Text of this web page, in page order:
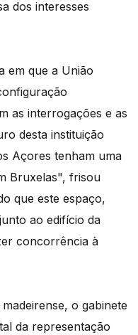
dos interesses
em que a União
as interrogações e as
desta instituição
Açores tenham uma
Bruxelas", frisou
que este espaço,
ao edifício da
concorrência à
o gabinete
da representação